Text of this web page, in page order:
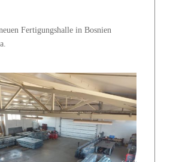
Fertigungshalle in Bosnien